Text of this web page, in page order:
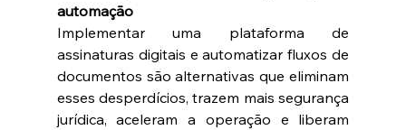
automação
Implementar uma plataforma de
assinaturas digitais e automatizar fluxos de
documentos são alternativas que eliminam
esses desperdícios, trazem mais segurança
jurídica, aceleram a operação e liberam